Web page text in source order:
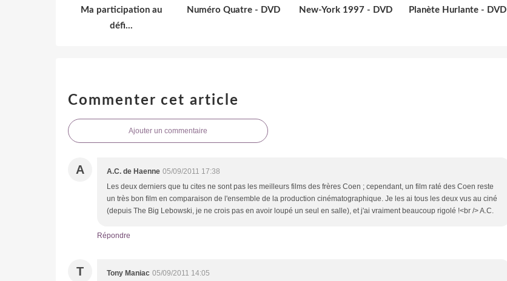
Ma participation au
défi...
Numéro Quatre - DVD New-York 1997 - DVD Planète Hurlante - DVD
Commenter cet article
Ajouter un commentaire
A A.C. de Haenne 05/09/2011 17:38
Les deux derniers que tu cites ne sont pas les meilleurs films des frères Coen ; cependant, un film raté des Coen reste
un très bon film en comparaison de l'ensemble de la production cinématographique. Je les ai tous les deux vus au ciné
(depuis The Big Lebowski, je ne crois pas en avoir loupé un seul en salle), et j'ai vraiment beaucoup rigolé !<br /> A.C.
Répondre
T Tony Maniac 05/09/2011 14:05